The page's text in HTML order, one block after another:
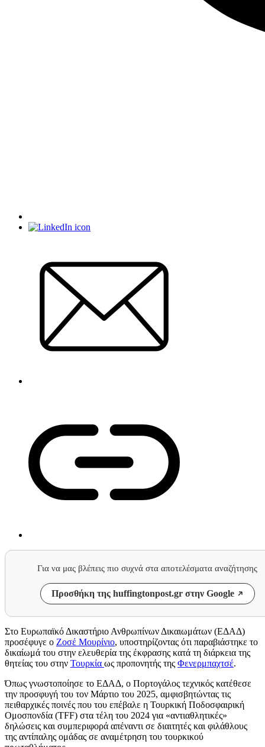
Για να μας βλέπεις πιο συχνά στα αποτελέσματα αναζήτησης
Προσθήκη της huffingtonpost.gr στην Google
Στο Ευρωπαϊκό Δικαστήριο Ανθρωπίνων Δικαιωμάτων (ΕΔΑΔ)
προσέφυγε ο Ζοσέ Μουρίνιο, υποστηρίζοντας ότι παραβιάστηκε το
δικαίωμά του στην ελευθερία της έκφρασης κατά τη διάρκεια της
θητείας του στην Τουρκία ως προπονητής της Φενερμπαχτσέ.
Όπως γνωστοποίησε το ΕΔΑΔ, ο Πορτογάλος τεχνικός κατέθεσε
την προσφυγή του τον Μάρτιο του 2025, αμφισβητώντας τις
πειθαρχικές ποινές που του επέβαλε η Τουρκική Ποδοσφαιρική
Ομοσπονδία (TFF) στα τέλη του 2024 για «αντιαθλητικές»
δηλώσεις και συμπεριφορά απέναντι σε διαιτητές και φιλάθλους
της αντίπαλης ομάδας σε αναμέτρηση του τουρκικού